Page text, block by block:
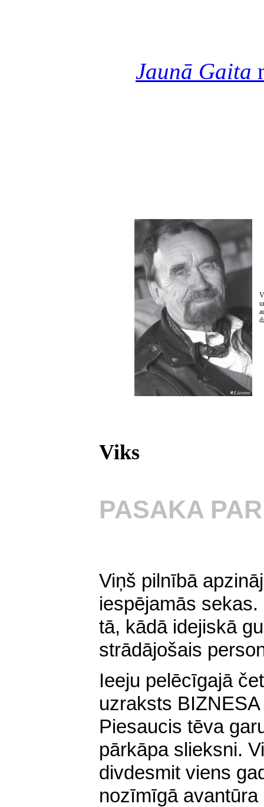
Jaunā Gaita
Viks
PASAKA
Viņš pilnībā
iespējamās
tā, kādā idejiskā
strādājošais
Ieeju pelēcīgajā
uzraksts
Piesaucis tēva
pārkāpa slieksni.
divdesmit viens
nozīmīgā